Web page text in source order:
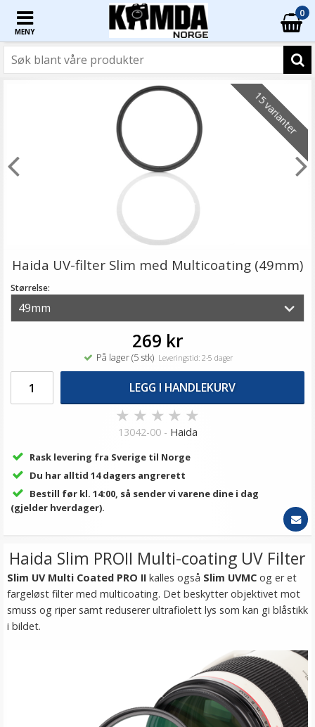
MENY
0
15 varianter
Haida UV-filter Slim med Multicoating (49mm)
Størrelse:
269 kr
På lager (5 stk)Leveringstid: 2-5 dager
LEGG I HANDLEKURV
★ ★ ★ ★ ★
13042-00 - Haida
Rask levering fra Sverige til Norge
Du har alltid 14 dagers angrerett
Bestill før kl. 14:00, så sender vi varene dine i dag
(gjelder hverdager).
Haida Slim PROII Multi-coating UV Filter
Slim UV Multi Coated PRO II kalles også Slim UVMC og er et
fargeløst filter med multicoating. Det beskytter objektivet mot
smuss og riper samt reduserer ultrafiolett lys som kan gi blåstikk
i bildet.